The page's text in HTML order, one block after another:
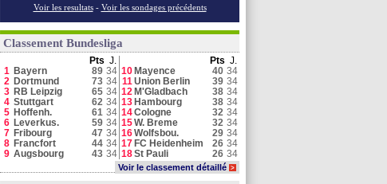
Voir les resultats - Voir les sondages précédents
Classement Bundesliga
Pts J. Pts J.
1 Bayern 89 34 10 Mayence 40 34
2 Dortmund 73 34 11Union Berlin 39 34
3 RB Leipzig 65 34 12 M'Gladbach 38 34
4 Stuttgart 62 34 13 Hambourg 38 34
5 Hoffenh. 61 34 14Cologne 32 34
6 Leverkus. 59 34 15W. Breme 32 34
7 Fribourg 47 34 16Wolfsbou. 29 34
8 Francfort 44 34 17 FC Heidenheim 26 34
9 Augsbourg 43 34 18St Pauli 26 34
Voir le classement détaillé >